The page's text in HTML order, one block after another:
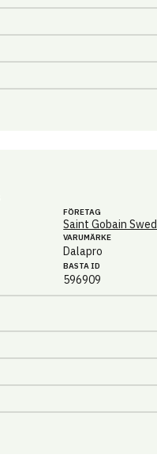
FÖRETAG
Saint Gobain
VARUMÄRKE
Dalapro
BASTA ID
596909